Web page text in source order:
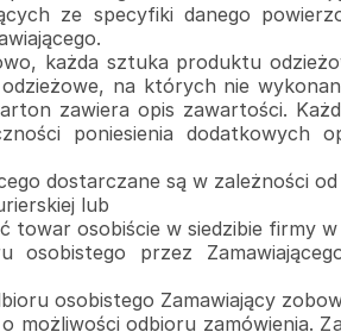
ze specyfiki danego
każda sztuka produktu
na których nie
zawiera opis zawartości.
poniesienia dodatkowych
dostarczane są w zależności
lub
towar osobiście w siedzibie firmy
osobistego przez
osobistego Zamawiający
możliwości odbioru zamówienia.